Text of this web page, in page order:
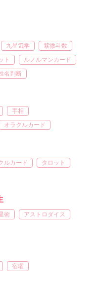
九星気学
紫微斗数
ト
ルノルマンカード
名判断
手相
オラクルカード
ルカード タロット
術 アストロダイス
宿曜